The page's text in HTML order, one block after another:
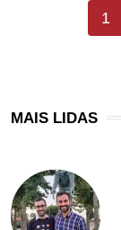
1
MAIS LIDAS